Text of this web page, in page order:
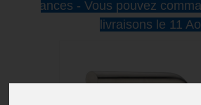
Vacances - Vous pouvez
livraisons le 11